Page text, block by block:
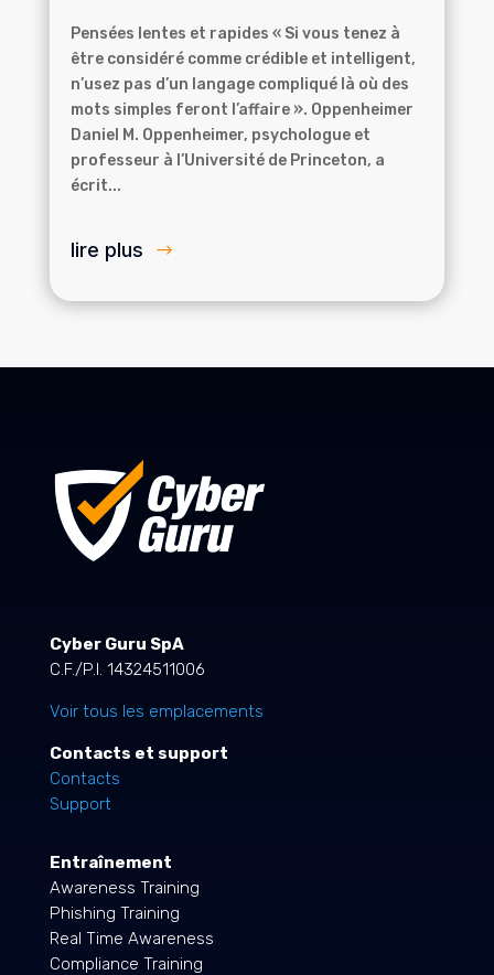
Pensées lentes et rapides « Si vous tenez à
être considéré comme crédible et intelligent,
n’usez pas d’un langage compliqué là où des
mots simples feront l’affaire ». Oppenheimer
Daniel M. Oppenheimer, psychologue et
professeur à l’Université de Princeton, a
écrit...
lire plus
Cyber Guru SpA
C.F./P.I. 14324511006
Voir tous les emplacements
Contacts et support
Contacts
Support
Entraînement
Awareness Training
Phishing Training
Real Time Awareness
Compliance Training